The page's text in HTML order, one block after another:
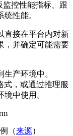
监控性能指标、跟
性能。
直接在平台内对新
，并确定可能需要
产环境中。
式，或通过推理服
中使用。
（来源）